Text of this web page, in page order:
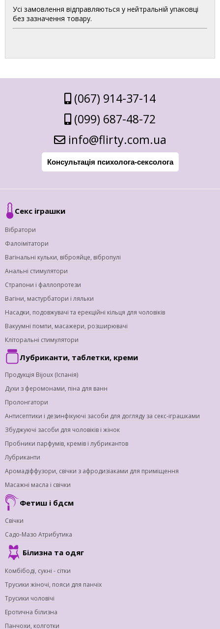
Усі замовлення відправляються у нейтральній упаковці
без зазначення товару.
(067) 914-37-14
(099) 687-48-72
info@flirty.com.ua
Консультація психолога-сексолога
Секс іграшки
Вібратори
Фалоімітатори
Вагінальні кульки, віброяйце, вібропулі
Анальні стимулятори
Страпони і фаллопротези
Вагіни, мастурбатори і ляльки
Насадки, подовжувачі та ерекційні кільця для чоловіків
Вакуумні помпи, масажери, розширювачі
Кліторальні стимулятори
Лубриканти, таблетки, креми
Продукція Bijoux (Іспанія)
Духи з феромонами, піна для ванн
Пролонгатори
Антисептики і дезинфікуючі засоби для догляду за секс-іграшками
Збуджуючі засоби для чоловіків і жінок
Пробники парфумів, кремів і лубрикантов
Лубриканти
Аромадіффузори, свічки з афродизіаками для приміщення
Масажні масла і свічки
Фетиш і бдсм
Свічки
Садо-Мазо Атрибутика
Білизна та одяг
Комбібоді, сукні - сітки
Трусики жіночі, пояси для панчіх
Трусики чоловічі
Еротична білизна
Панчохи, колготки